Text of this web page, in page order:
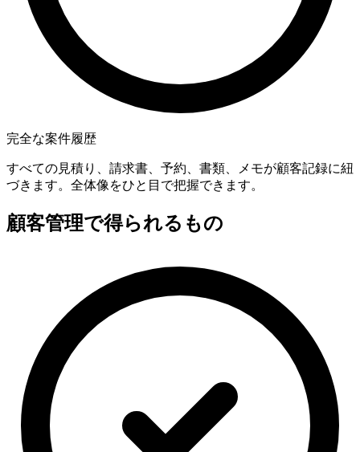
完全な案件履歴
すべての見積り、請求書、予約、書類、メモが顧客記録に紐
づきます。全体像をひと目で把握できます。
顧客管理で得られるもの